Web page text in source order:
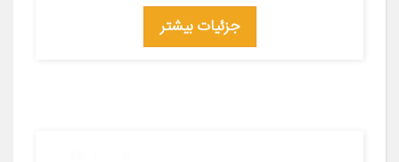
جزئیات بیشتر